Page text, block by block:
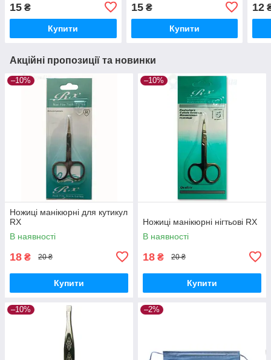
15 ₴
Купити
15₴
Купити
12
Акційні пропозиції та новинки
–10%
Ножиці манікюрні для кутикул
RX
В наявності
18 ₴ 20 ₴
Купити
–10%
Ножиці манікюрні нігтьові RX
В наявності
18 ₴ 20 ₴
Купити
–10% –2%